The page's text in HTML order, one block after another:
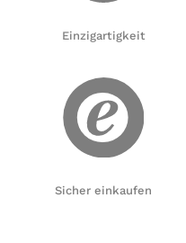
Einzigartigkeit
Sicher einkaufen